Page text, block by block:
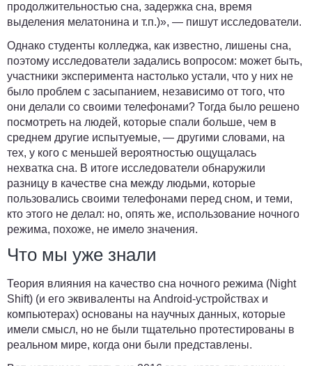
продолжительностью сна, задержка сна, время
выделения мелатонина и т.п.)», — пишут исследователи.
Однако студенты колледжа, как известно, лишены сна,
поэтому исследователи задались вопросом: может быть,
участники эксперимента настолько устали, что у них не
было проблем с засыпанием, независимо от того, что
они делали со своими телефонами? Тогда было решено
посмотреть на людей, которые спали больше, чем в
среднем другие испытуемые, — другими словами, на
тех, у кого с меньшей вероятностью ощущалась
нехватка сна. В итоге исследователи обнаружили
разницу в качестве сна между людьми, которые
пользовались своими телефонами перед сном, и теми,
кто этого не делал: но, опять же, использование ночного
режима, похоже, не имело значения.
Что мы уже знали
Теория влияния на качество сна ночного режима (Night
Shift) (и его эквиваленты на Android-устройствах и
компьютерах) основаны на научных данных, которые
имели смысл, но не были тщательно протестированы в
реальном мире, когда они были представлены.